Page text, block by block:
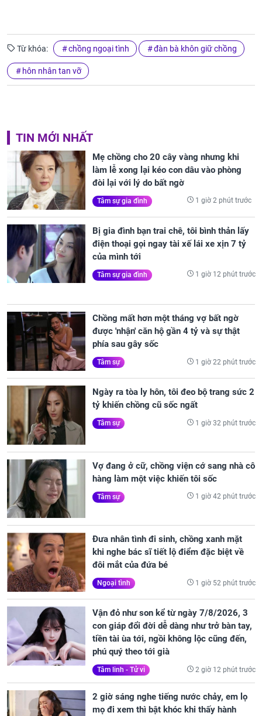
Từ khóa: chồng ngoại tình đàn bà khôn giữ chồng
hôn nhân tan vỡ
TIN MỚI NHẤT
Mẹ chồng cho 20 cây vàng nhưng khi
làm lễ xong lại kéo con dâu vào phòng
đòi lại với lý do bất ngờ
Tâm sự gia đình 1 giờ 2 phút trước
Bị gia đình bạn trai chê, tôi bình thản lấy
điện thoại gọi ngay tài xế lái xe xịn 7 tỷ
của mình tới
Tâm sự gia đình 1 giờ 12 phút trước
Chồng mất hơn một tháng vợ bất ngờ
được 'nhận' căn hộ gần 4 tỷ và sự thật
phía sau gây sốc
Tâm sự 1 giờ 22 phút trước
Ngày ra tòa ly hôn, tôi đeo bộ trang sức 2
tỷ khiến chồng cũ sốc ngất
Tâm sự 1 giờ 32 phút trước
Vợ đang ở cữ, chồng viện cớ sang nhà cô
hàng làm một việc khiến tôi sốc
Tâm sự 1 giờ 42 phút trước
Đưa nhân tình đi sinh, chồng xanh mặt
khi nghe bác sĩ tiết lộ điểm đặc biệt về
đôi mắt của đứa bé
Ngoại tình 1 giờ 52 phút trước
Vận đỏ như son kể từ ngày 7/8/2026, 3
con giáp đổi đời dễ dàng như trở bàn tay,
tiền tài ùa tới, ngồi không lộc cũng đến,
phú quý theo tới già
Tâm linh - Tử vi 2 giờ 12 phút trước
2 giờ sáng nghe tiếng nước chảy, em lọ
mọ đi xem thì bật khóc khi thấy hành